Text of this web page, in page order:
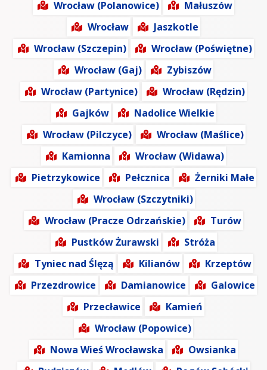
Wrocław (Polanowice)
Małuszów
Wrocław
Jaszkotle
Wrocław (Szczepin)
Wrocław (Poświętne)
Wrocław (Gaj)
Zybiszów
Wrocław (Partynice)
Wrocław (Rędzin)
Gajków
Nadolice Wielkie
Wrocław (Pilczyce)
Wrocław (Maślice)
Kamionna
Wrocław (Widawa)
Pietrzykowice
Pełcznica
Żerniki Małe
Wrocław (Szczytniki)
Wrocław (Pracze Odrzańskie)
Turów
Pustków Żurawski
Stróża
Tyniec nad Ślęzą
Kilianów
Krzeptów
Przezdrowice
Damianowice
Galowice
Przecławice
Kamień
Wrocław (Popowice)
Nowa Wieś Wrocławska
Owsianka